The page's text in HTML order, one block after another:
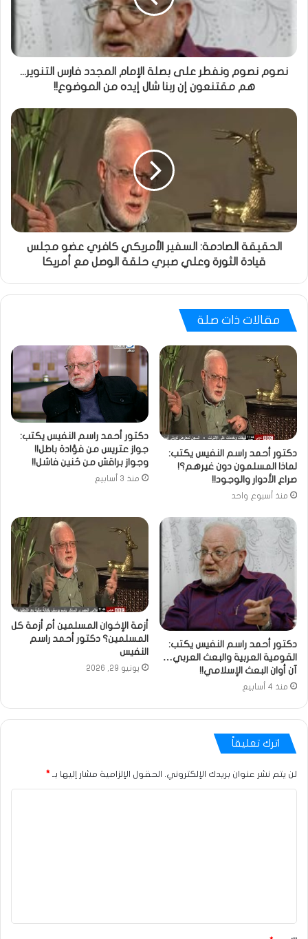
نصوم نصوم ونفطر على بصلة الإمام المجدد فارس التنوير...
هم مقتنعون إن ربنا شال إيده من الموضوع!!
الحقيقة الصادمة: السفير الأمريكي كافري عضو مجلس
قيادة الثورة وعلي صبري حلقة الوصل مع أمريكا
مقالات ذات صلة
دكتور أحمد راسم النفيس يكتب:
لماذا المسلمون دون غيرهم؟!
صراع الأدوار والوجود!!
منذ أسبوع واحد
دكتور أحمد راسم النفيس يكتب:
جواز عتريس من فؤادة باطل!!
وجواز براقش من حُنين فاشل!!
منذ 3 أسابيع
دكتور أحمد راسم النفيس يكتب:
القومية العربية والبعث العربي…
آن أوان البعث الإسلامي!!
منذ 4 أسابيع
أزمة الإخوان المسلمين أم أزمة كل
المسلمين؟ دكتور أحمد راسم
النفيس
يونيو 29, 2026
اترك تعليقاً
لن يتم نشر عنوان بريدك الإلكتروني. الحقول الإلزامية مشار إليها بـ *